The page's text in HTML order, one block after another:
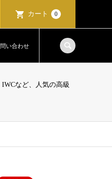
カート 0
い合わせ
など、人気の高級